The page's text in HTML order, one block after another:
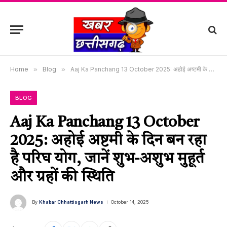
Home » Blog » Aaj Ka Panchang 13 October 2025: अहोई अष्टमी के दिन बन रहा है परिघ योग, जानें शुभ-अशुभ मुहूर्त और ग्रहों की स्थिति
BLOG
Aaj Ka Panchang 13 October
2025: अहोई अष्टमी के दिन बन रहा
है परिघ योग, जानें शुभ-अशुभ मुहूर्त
और ग्रहों की स्थिति
By Khabar Chhattisgarh News October 14, 2025